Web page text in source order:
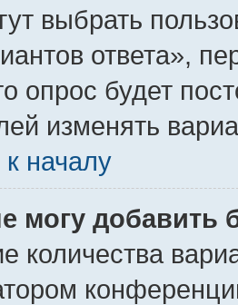
выбрать
ответа»,
опрос будет
изменять
началу
могу добавить
количества